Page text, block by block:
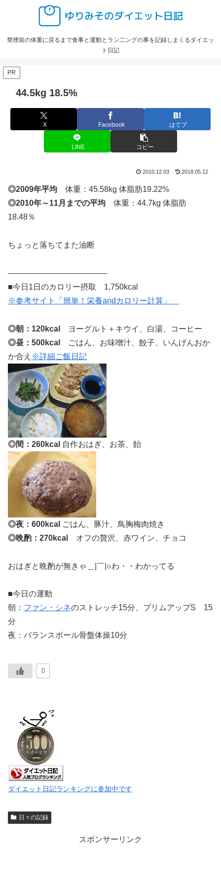
禁煙前の体重に戻るまで食事と運動とラン二ングの事を記録しまくるダイエッ
ト日記
PR
44.5kg 18.5%
X Facebook はてブ
LINE コピー
2010.12.03 2018.05.12
◎2009年平均 体重：45.58kg 体脂肪19.22%
◎2010年～11月までの平均 体重：44.7kg 体脂肪
18.48％
ちょっと落ちてまた油断
————————————–
■今日1日のカロリー摂取 1,750kcal
※参考サイト「簡単！栄養andカロリー計算」
◎朝：120kcal
ヨーグルト＋キウイ、白湯、コーヒー
◎昼：500kcal
ごはん、お味噌汁、餃子、いんげんおか
か合え ※詳細ご飯日記
◎間：260kcal 自作おはぎ、お茶、飴
◎夜：600kcal ごはん、豚汁、鳥胸梅肉焼き
◎晩酌：270kcal
オフの贅沢、赤ワイン、チョコ
おはぎと晩酌が無きゃ＿|￣|○わ・・わかってる
■今日の運動
朝： ファン・シネのストレッチ15分、プリムアップS 15
分
夜：バランスボール骨盤体操10分
0
ダイエット日記ランキングに参加中です
日々の記録
スポンサーリンク